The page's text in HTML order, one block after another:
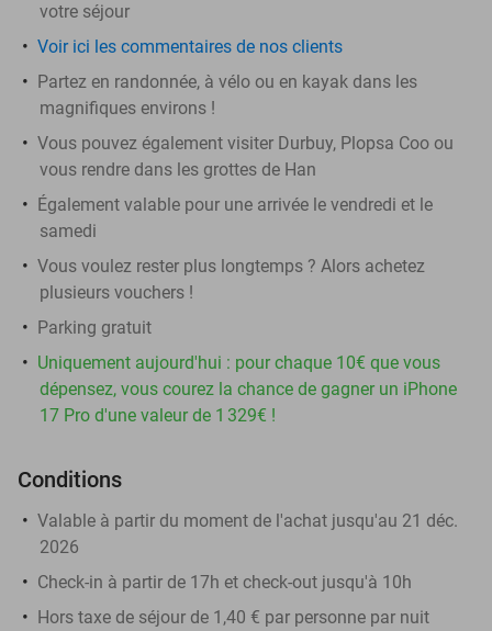
votre séjour
Voir ici les commentaires de nos clients
Partez en randonnée, à vélo ou en kayak dans les
magnifiques environs !
Vous pouvez également visiter Durbuy, Plopsa Coo ou
vous rendre dans les grottes de Han
Également valable pour une arrivée le vendredi et le
samedi
Vous voulez rester plus longtemps ? Alors achetez
plusieurs vouchers !
Parking gratuit
Uniquement aujourd'hui : pour chaque 10€ que vous
dépensez, vous courez la chance de gagner un iPhone
17 Pro d'une valeur de 1 329€ !
Conditions
Valable à partir du moment de l'achat jusqu'au 21 déc.
2026
Check-in à partir de 17h et check-out jusqu'à 10h
Hors taxe de séjour de 1,40 € par personne par nuit